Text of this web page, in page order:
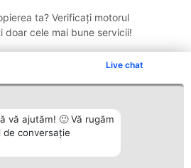
Live chat
vă ajutăm! 🙂 Vă rugăm
conversație
ta? Verificați motorul
doar cele mai bune servicii!